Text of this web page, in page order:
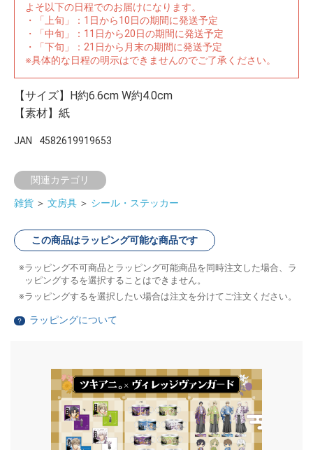
よそ以下の日程でのお届けになります。
・「上旬」：1日から10日の期間に発送予定
・「中旬」：11日から20日の期間に発送予定
・「下旬」：21日から月末の期間に発送予定
※具体的な日程の明示はできませんのでご了承ください。
【サイズ】H約6.6cm W約4.0cm
【素材】紙
JAN 4582619919653
関連カテゴリ
雑貨 ＞ 文房具 ＞ シール・ステッカー
この商品はラッピング可能な商品です
ラッピング不可商品とラッピング可能商品を同時注文した場合、ラ
ッピングするを選択することはできません。
ラッピングするを選択したい場合は注文を分けてご注文ください。
？ ラッピングについて